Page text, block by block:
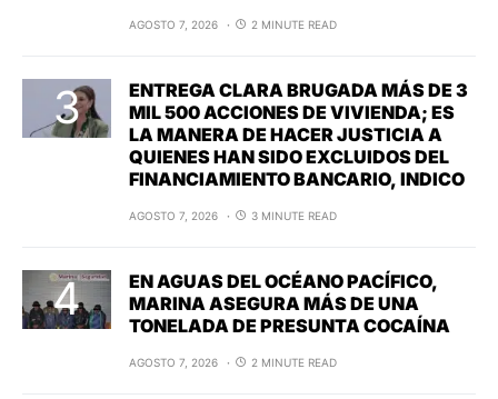
AGOSTO 7, 2026 2 MINUTE READ
ENTREGA CLARA BRUGADA MÁS DE 3
MIL 500 ACCIONES DE VIVIENDA; ES
LA MANERA DE HACER JUSTICIA A
QUIENES HAN SIDO EXCLUIDOS DEL
FINANCIAMIENTO BANCARIO, INDICO
AGOSTO 7, 2026 3 MINUTE READ
EN AGUAS DEL OCÉANO PACÍFICO,
MARINA ASEGURA MÁS DE UNA
TONELADA DE PRESUNTA COCAÍNA
AGOSTO 7, 2026 2 MINUTE READ